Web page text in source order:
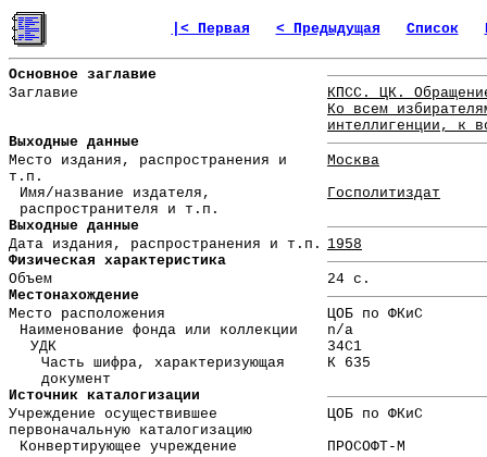
|< Первая < Предыдущая Список
Основное заглавие
Заглавие
КПСС. ЦК.
Ко всем
интеллигенции, к
Выходные данные
Место издания, распространения и
т.п.
Москва
Имя/название издателя,
распространителя и т.п.
Госполитиздат
Выходные данные
Дата издания, распространения и т.п. 1958
Физическая характеристика
Объем
24 с.
Местонахождение
Место расположения
ЦОБ по ФКиС
Наименование фонда или коллекции
n/a
УДК
34С1
Часть шифра, характеризующая
документ
К 635
Источник каталогизации
Учреждение осуществившее
первоначальную каталогизацию
ЦОБ по ФКиС
Конвертирующее учреждение
ПРОСОФТ-М